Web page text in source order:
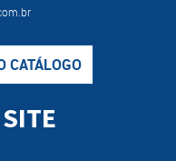
CATÁLOGO